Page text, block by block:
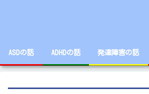
ASDの話 ADHDの話 発達障害の話